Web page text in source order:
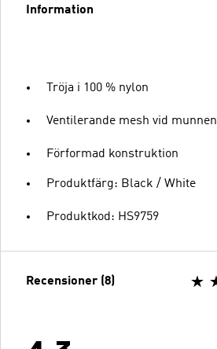
Information
Tröja i 100 % nylon
Ventilerande mesh vid munnen
Förformad konstruktion
Produktfärg: Black / White
Produktkod: HS9759
Recensioner (8)